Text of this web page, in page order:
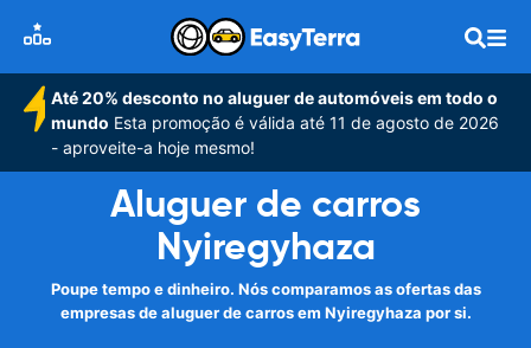
Até 20% desconto no aluguer de automóveis em todo o
mundo Esta promoção é válida até 11 de agosto de 2026
- aproveite-a hoje mesmo!
Aluguer de carros
Nyiregyhaza
Poupe tempo e dinheiro. Nós comparamos as ofertas das
empresas de aluguer de carros em Nyiregyhaza por si.